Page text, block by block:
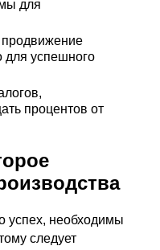
для
для успешного
процентов от
успех, необходимы
следует